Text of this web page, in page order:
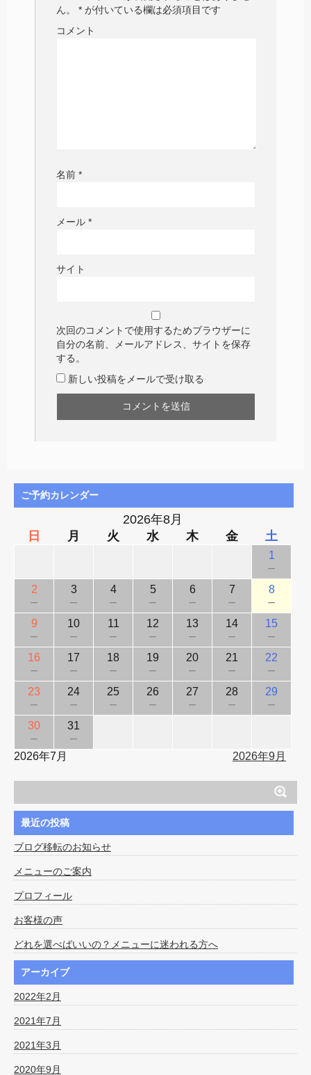
ん。
* が付いている欄は必須項目です
コメント
名前 *
メール *
サイト
次回のコメントで使用するためブラウザーに
自分の名前、メールアドレス、サイトを保存
する。
新しい投稿をメールで受け取る
ご予約カレンダー
2026年8月
日
月 火 水 木 金 土
1
－
2
－
3
－
4
－
5
－
6
－
7
－
8
－
9
－
10
－
11
－
12
－
13
－
14
－
15
－
16
－
17
－
18
－
19
－
20
－
21
－
22
－
23
－
24
－
25
－
26
－
27
－
28
－
29
－
30
－
31
－
2026年7月 2026年9月
最近の投稿
ブログ移転のお知らせ
メニューのご案内
プロフィール
お客様の声
どれを選べばいいの？メニューに迷われる方へ
アーカイブ
2022年2月
2021年7月
2021年3月
2020年9月